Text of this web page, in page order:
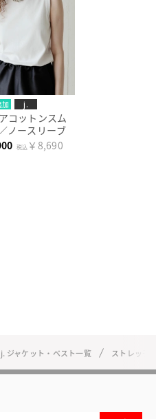
j.
コットンスム
ノースリーブ
税込 ￥8,690
j. ジャケット・ベスト一覧 ストレッチ